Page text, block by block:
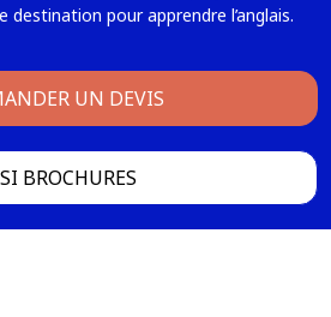
destination pour apprendre l’anglais.
UN DEVIS
BROCHURES